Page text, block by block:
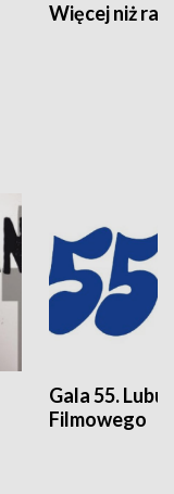
Więcej niż rajd
Gala 55.
Filmowego